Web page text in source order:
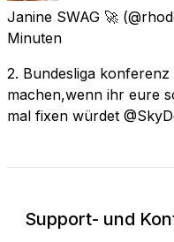
Janine SWAG 🚀
Minuten
2. Bundesliga
machen,wenn ihr eure
mal fixen würdet
Support- und